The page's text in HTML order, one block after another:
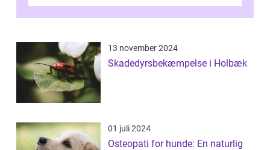
13 november 2024
Skadedyrsbekæmpelse i Holbæk
01 juli 2024
Osteopati for hunde: En naturlig